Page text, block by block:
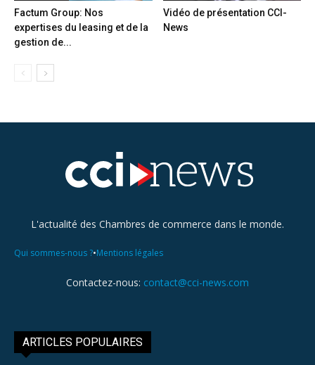
Factum Group: Nos
expertises du leasing et de la
gestion de...
Vidéo de présentation CCI-
News
L'actualité des Chambres de commerce dans le monde.
Qui sommes-nous ?•Mentions légales
Contactez-nous: contact@cci-news.com
ARTICLES POPULAIRES